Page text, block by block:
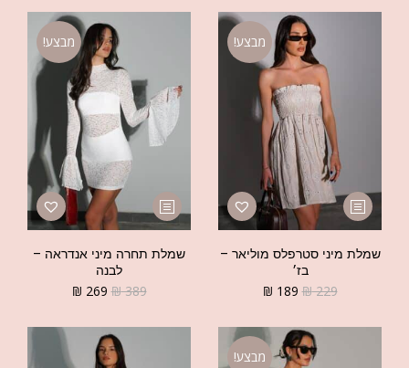
מבצע!
שמלת מיני סטרפלס מוליאר –
בז׳
₪229
₪ 189
מבצע!
שמלת תחרה מיני אנדראה –
לבנה
₪389
₪ 269
מבצע!